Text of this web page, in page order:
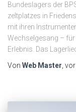
Bundeslagers der
zeltplatzes in
mit ihren
Wechselgesang – für
Erlebnis. Das
Von Web Master, vor